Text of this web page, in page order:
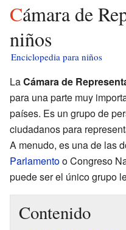
Cámara de Representantes para
niños
Enciclopedia para niños
LaCámara de
para una parte muy
países. Es un grupo de
ciudadanos para
A menudo, es una de las
Parlamentoo Congreso
puede ser el único grupo
Contenido